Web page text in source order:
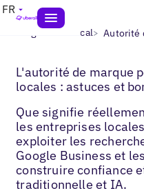
FR
Blogs> SEO local> Autorité
L'autorité de marque
locales : astuces et
Que signifie
les entreprises
exploiter les
Google Business et
construire confiance
traditionnelle et IA.